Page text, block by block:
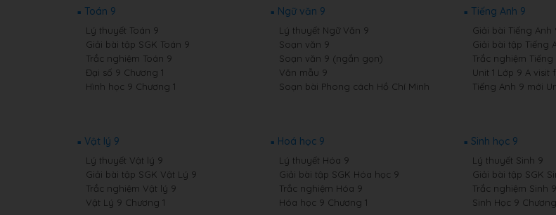
Toán 9
Lý thuyết Toán 9
Giải bài tập SGK Toán 9
Trắc nghiệm Toán 9
Đại số 9 Chương 1
Hình học 9 Chương 1
Ngữ văn 9
Lý thuyết Ngữ Văn 9
Soạn văn 9
Soạn văn 9 (ngắn gọn)
Văn mẫu 9
Soạn bài Phong cách Hồ Chí Minh
Tiếng Anh 9
Giải bài Tiếng Anh
Giải bài tập Tiếng
Trắc nghiệm Tiếng
Unit 1 Lớp 9 A
Tiếng Anh 9 mới
Vật lý 9
Lý thuyết Vật lý 9
Giải bài tập SGK Vật Lý 9
Trắc nghiệm Vật lý 9
Vật Lý 9 Chương 1
Hoá học 9
Lý thuyết Hóa 9
Giải bài tập SGK Hóa học 9
Trắc nghiệm Hóa 9
Hóa học 9 Chương 1
Sinh học 9
Lý thuyết Sinh 9
Giải bài tập SGK
Trắc nghiệm Sinh 9
Sinh Học 9 Chương